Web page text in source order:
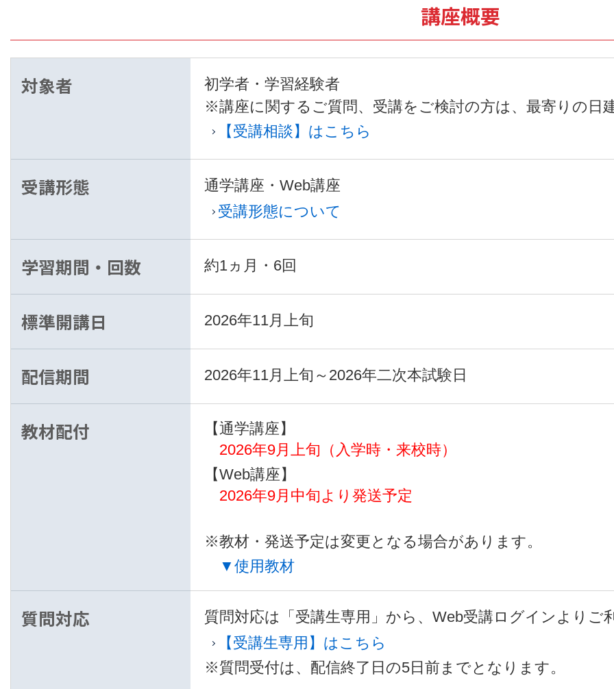
講座概要
対象者
初学者・学習経験者
※講座に関するご質問、受講をご検討の方は、最寄りの日
【受講相談】はこちら
受講形態
通学講座・Web講座
受講形態について
学習期間・回数 約1ヵ月・6回
標準開講日 2026年11月上旬
配信期間 2026年11月上旬～2026年二次本試験日
教材配付
【通学講座】
2026年9月上旬（入学時・来校時）
【Web講座】
2026年9月中旬より発送予定
※教材・発送予定は変更となる場合があります。
▼使用教材
質問対応
質問対応は「受講生専用」から、Web受講ログインよりご
【受講生専用】はこちら
※質問受付は、配信終了日の5日前までとなります。